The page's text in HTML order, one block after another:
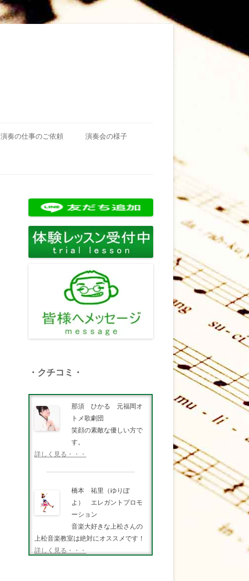
演奏の仕事のご依頼 演奏会の様子
・クチコミ・
那須 ひかる 元福岡オ
トメ歌劇団
笑顔の素敵な優しい方で
す。
詳しく見る・・・
橋本 祐里（ゆりぽ
よ） エレガントプロモ
ーション
音楽大好きな上松さんの
上松音楽教室は絶対にオススメです！
詳しく見る・・・